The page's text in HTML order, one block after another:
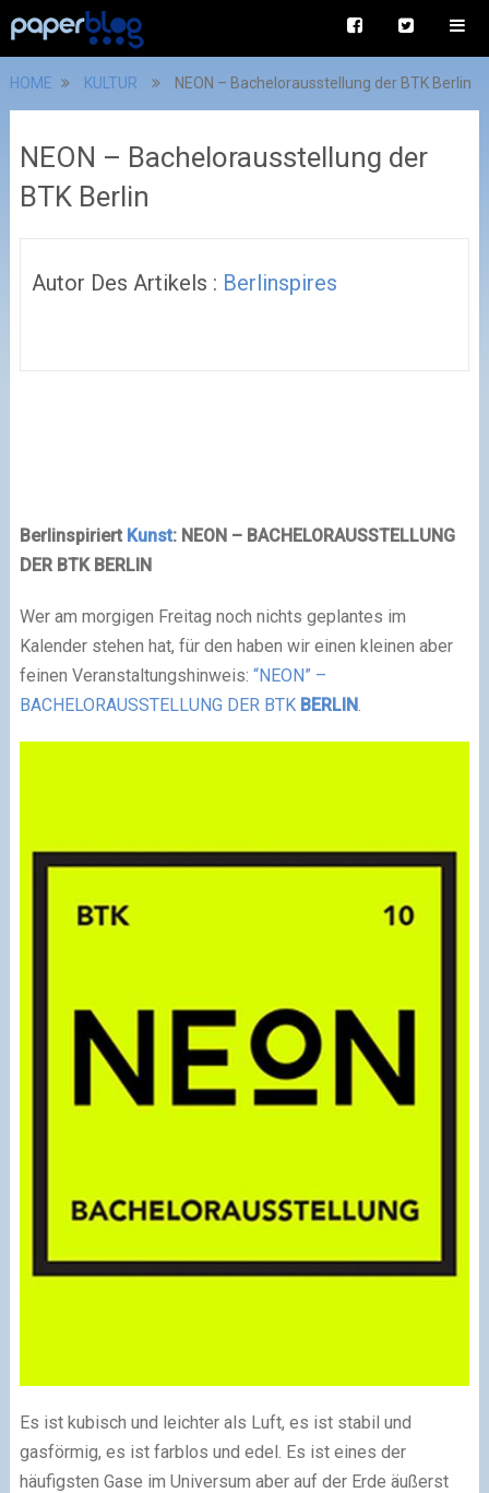
HOME KULTUR NEON – Bachelorausstellung der BTK Berlin
NEON – Bachelorausstellung der
BTK Berlin
Autor Des Artikels : Berlinspires
Berlinspiriert Kunst: NEON– BACHELORAUSSTELLUNG
DER BTK BERLIN
Wer am morgigen Freitag noch nichts geplantes im
Kalender stehen hat, für den haben wir einen kleinen aber
feinen Veranstaltungshinweis: “NEON” –
BACHELORAUSSTELLUNG DER BTK BERLIN.
Es ist kubisch und leichter als Luft, es ist stabil und
gasförmig, es ist farblos und edel. Es ist eines der
häufigsten Gase im Universum aber auf der Erde äußerst